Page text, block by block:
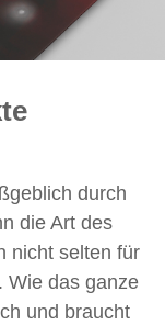
durch
die Art des
nicht selten für
Wie das ganze
und braucht